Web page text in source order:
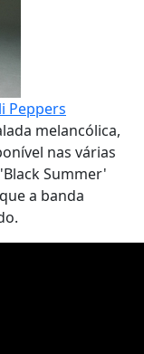
Peppers
melancólica,
nas várias
Summer'
a banda